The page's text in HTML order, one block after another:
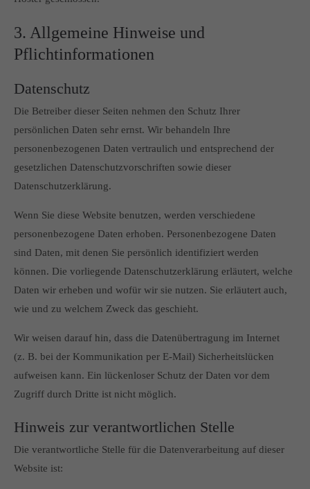
3. Allgemeine Hinweise und
Pflicht­informationen
Datenschutz
Die Betreiber dieser Seiten nehmen den Schutz Ihrer
persönlichen Daten sehr ernst. Wir behandeln Ihre
personenbezogenen Daten vertraulich und entsprechend der
gesetzlichen Datenschutzvorschriften sowie dieser
Datenschutzerklärung.
Wenn Sie diese Website benutzen, werden verschiedene
personenbezogene Daten erhoben. Personenbezogene Daten
sind Daten, mit denen Sie persönlich identifiziert werden
können. Die vorliegende Datenschutzerklärung erläutert, welche
Daten wir erheben und wofür wir sie nutzen. Sie erläutert auch,
wie und zu welchem Zweck das geschieht.
Wir weisen darauf hin, dass die Datenübertragung im Internet
(z. B. bei der Kommunikation per E-Mail) Sicherheitslücken
aufweisen kann. Ein lückenloser Schutz der Daten vor dem
Zugriff durch Dritte ist nicht möglich.
Hinweis zur verantwortlichen Stelle
Die verantwortliche Stelle für die Datenverarbeitung auf dieser
Website ist: